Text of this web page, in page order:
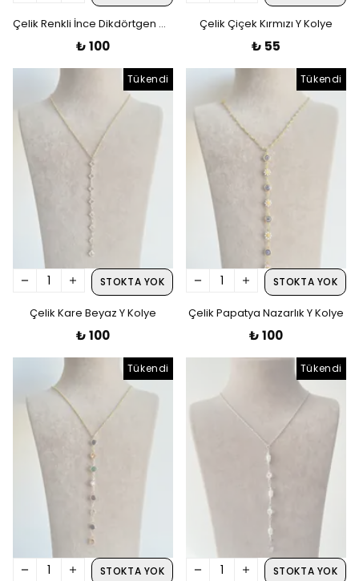
Çelik Renkli İnce Dikdörtgen Gold Y Kolye
₺ 100
Çelik Çiçek Kırmızı Y Kolye
₺ 55
Tükendi
STOKTA YOK
Çelik Kare Beyaz Y Kolye
₺ 100
Tükendi
STOKTA YOK
Çelik Papatya Nazarlık Y Kolye
₺ 100
Tükendi
STOKTA YOK
Tükendi
STOKTA YOK